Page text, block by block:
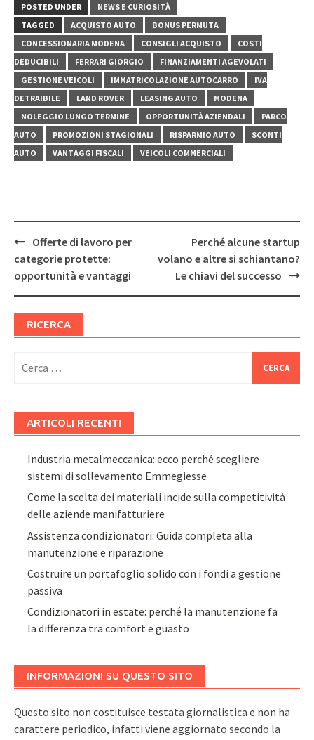
POSTED UNDER
NEWS E CURIOSITÀ
TAGGED
ACQUISTO AUTO
BONUS PERMUTA
CONCESSIONARIA MODENA
CONSIGLI ACQUISTO
COSTI
DEDUCIBILI
FERRARI GIORGIO
FINANZIAMENTI AGEVOLATI
GESTIONE VEICOLI
IMMATRICOLAZIONE AUTOCARRO
IVA
DETRAIBILE
LAND ROVER LEASING AUTO
MODENA
NOLEGGIO LUNGO TERMINE
OPPORTUNITÀ AZIENDALI
PARCO
AUTO
PROMOZIONI STAGIONALI RISPARMIO AUTO
SCONTI
AUTO
VANTAGGI FISCALI VEICOLI COMMERCIALI
Post
navigation
Offerte di lavoro per
categorie protette:
opportunità e vantaggi
Perché alcune startup
volano e altre si schiantano?
Le chiavi del successo
RICERCA
per:
ARTICOLI RECENTI
Industria metalmeccanica: ecco perché scegliere
sistemi di sollevamento Emmegiesse
Come la scelta dei materiali incide sulla competitività
delle aziende manifatturiere
Assistenza condizionatori: Guida completa alla
manutenzione e riparazione
Costruire un portafoglio solido con i fondi a gestione
passiva
Condizionatori in estate: perché la manutenzione fa
la differenza tra comfort e guasto
INFORMAZIONI SU QUESTO SITO
Questo sito non costituisce testata giornalistica e non ha
carattere periodico, infatti viene aggiornato secondo la